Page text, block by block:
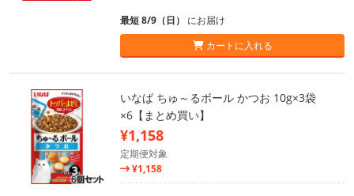
最短 8/9（日） にお届け
カートに入れる
いなば ちゅ～るボール かつお 10g×3袋
×6【まとめ買い】
¥1,158
定期便対象
¥1,158